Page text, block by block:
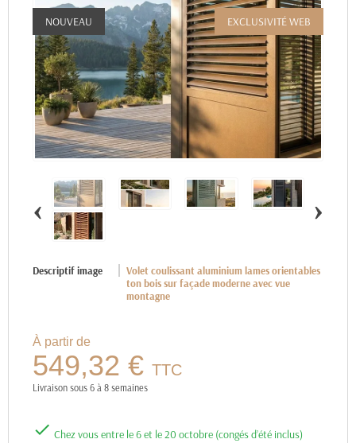
EXCLUSIVITÉ WEB
NOUVEAU
‹ ›
Descriptif image
Volet coulissant aluminium lames orientables
ton bois sur façade moderne avec vue
montagne
À partir de
549,32 € TTC
Livraison sous 6 à 8 semaines
 Chez vous entre le 6 et le 20 octobre (congés d’été inclus)